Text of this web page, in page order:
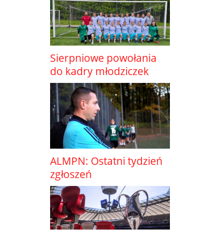
Sierpniowe powołania
do kadry młodziczek
ALMPN: Ostatni tydzień
zgłoszeń